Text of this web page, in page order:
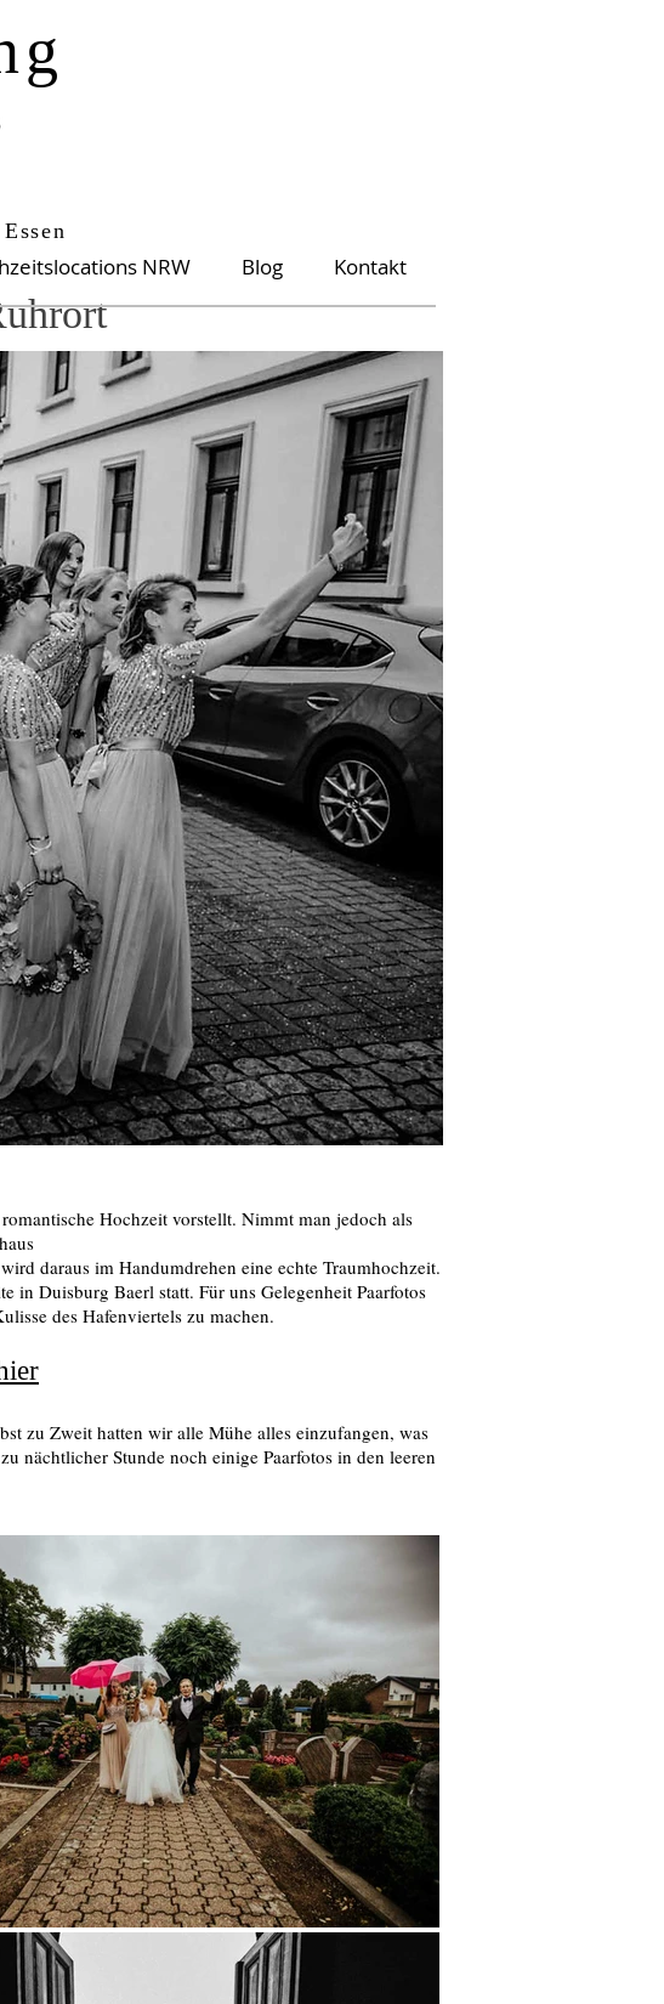
NRW Blog Kontakt
Hochzeit vorstellt. Nimmt man jedoch als
daraus im Handumdrehen eine echte Traumhochzeit.
in Duisburg Baerl statt. Für uns Gelegenheit Paarfotos
des Hafenviertels zu machen.
zu Zweit hatten wir alle Mühe alles einzufangen, was
nächtlicher Stunde noch einige Paarfotos in den leeren